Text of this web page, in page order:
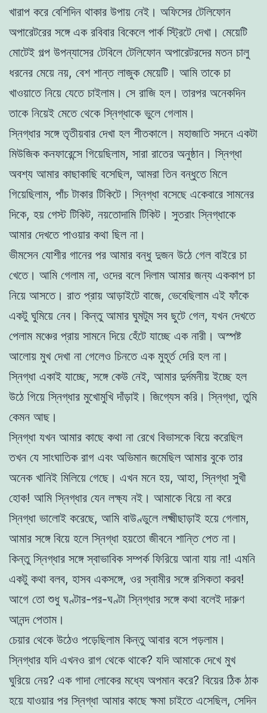
খারাপ করে বেশিদিন থাকার উপায় নেই। অফিসের টেলিফোন
অপারেটরের সঙ্গে এক রবিবার বিকেলে পার্ক স্ট্রিটে দেখা। মেয়েটি
মোটেই গল্প উপন্যাসের টেবিলে টেলিফোন অপারেটরদের মতন চালু
ধরনের মেয়ে নয়, বেশ শান্ত লাজুক মেয়েটি। আমি তাকে চা
খাওয়াতে নিয়ে যেতে চাইলাম। সে রাজি হল। তারপর অনেকদিন
তাকে নিয়েই মেতে থেকে স্নিগ্ধাকে ভুলে গেলাম।
স্নিগ্ধার সঙ্গে তৃতীয়বার দেখা হল শীতকালে। মহাজাতি সদনে একটা
মিউজিক কনফারেন্সে গিয়েছিলাম, সারা রাতের অনুষ্ঠান। স্নিগ্ধা
অবশ্য আমার কাছাকাছি বসেছিল, আমরা তিন বন্ধুতে মিলে
গিয়েছিলাম, পাঁচ টাকার টিকিটে। স্নিগ্ধা বসেছে একেবারে সামনের
দিকে, হয় গেস্ট টিকিট, নয়তোদামি টিকিট। সুতরাং স্নিগ্ধাকে
আমার দেখতে পাওয়ার কথা ছিল না।
ভীমসেন যোশীর গানের পর আমার বন্ধু দুজন উঠে গেল বাইরে চা
খেতে। আমি গেলাম না, ওদের বলে দিলাম আমার জন্য এককাপ চা
নিয়ে আসতে। রাত প্রায় আড়াইটে বাজে, ভেবেছিলাম এই ফাঁকে
একটু ঘুমিয়ে নেব। কিন্তু আমার ঘুমটুম সব ছুটে গেল, যখন দেখতে
পেলাম মঞ্চের প্রায় সামনে দিয়ে হেঁটে যাচ্ছে এক নারী। অস্পষ্ট
আলোয় মুখ দেখা না গেলেও চিনতে এক মুহূর্ত দেরি হল না।
স্নিগ্ধা একাই যাচ্ছে, সঙ্গে কেউ নেই, আমার দুর্দমনীয় ইচ্ছে হল
উঠে গিয়ে স্নিগ্ধার মুখোমুখি দাঁড়াই। জিগ্যেস করি। স্নিগ্ধা, তুমি
কেমন আছ।
স্নিগ্ধা যখন আমার কাছে কথা না রেখে বিভাসকে বিয়ে করেছিল
তখন যে সাংঘাতিক রাগ এবং অভিমান জমেছিল আমার বুকে তার
অনেক খানিই মিলিয়ে গেছে। এখন মনে হয়, আহা, স্নিগ্ধা সুখী
হোক! আমি স্নিগ্ধার যেন লক্ষ্য নই। আমাকে বিয়ে না করে
স্নিগ্ধা ভালোই করেছে, আমি বাউণ্ডুলে লক্ষ্মীছাড়াই হয়ে গেলাম,
আমার সঙ্গে বিয়ে হলে স্নিগ্ধা হয়তো জীবনে শান্তি পেত না।
কিন্তু স্নিগ্ধার সঙ্গে স্বাভাবিক সম্পর্ক ফিরিয়ে আনা যায় না! এমনি
একটু কথা বলব, হাসব একসঙ্গে, ওর স্বামীর সঙ্গে রসিকতা করব!
আগে তো শুধু ঘণ্টার-পর-ঘণ্টা স্নিগ্ধার সঙ্গে কথা বলেই দারুণ
আনন্দ পেতাম।
চেয়ার থেকে উঠেও পড়েছিলাম কিন্তু আবার বসে পড়লাম।
স্নিগ্ধার যদি এখনও রাগ থেকে থাকে? যদি আমাকে দেখে মুখ
ঘুরিয়ে নেয়? এক গাদা লোকের মধ্যে অপমান করে? বিয়ের ঠিক ঠাক
হয়ে যাওয়ার পর স্নিগ্ধা আমার কাছে ক্ষমা চাইতে এসেছিল, সেদিন